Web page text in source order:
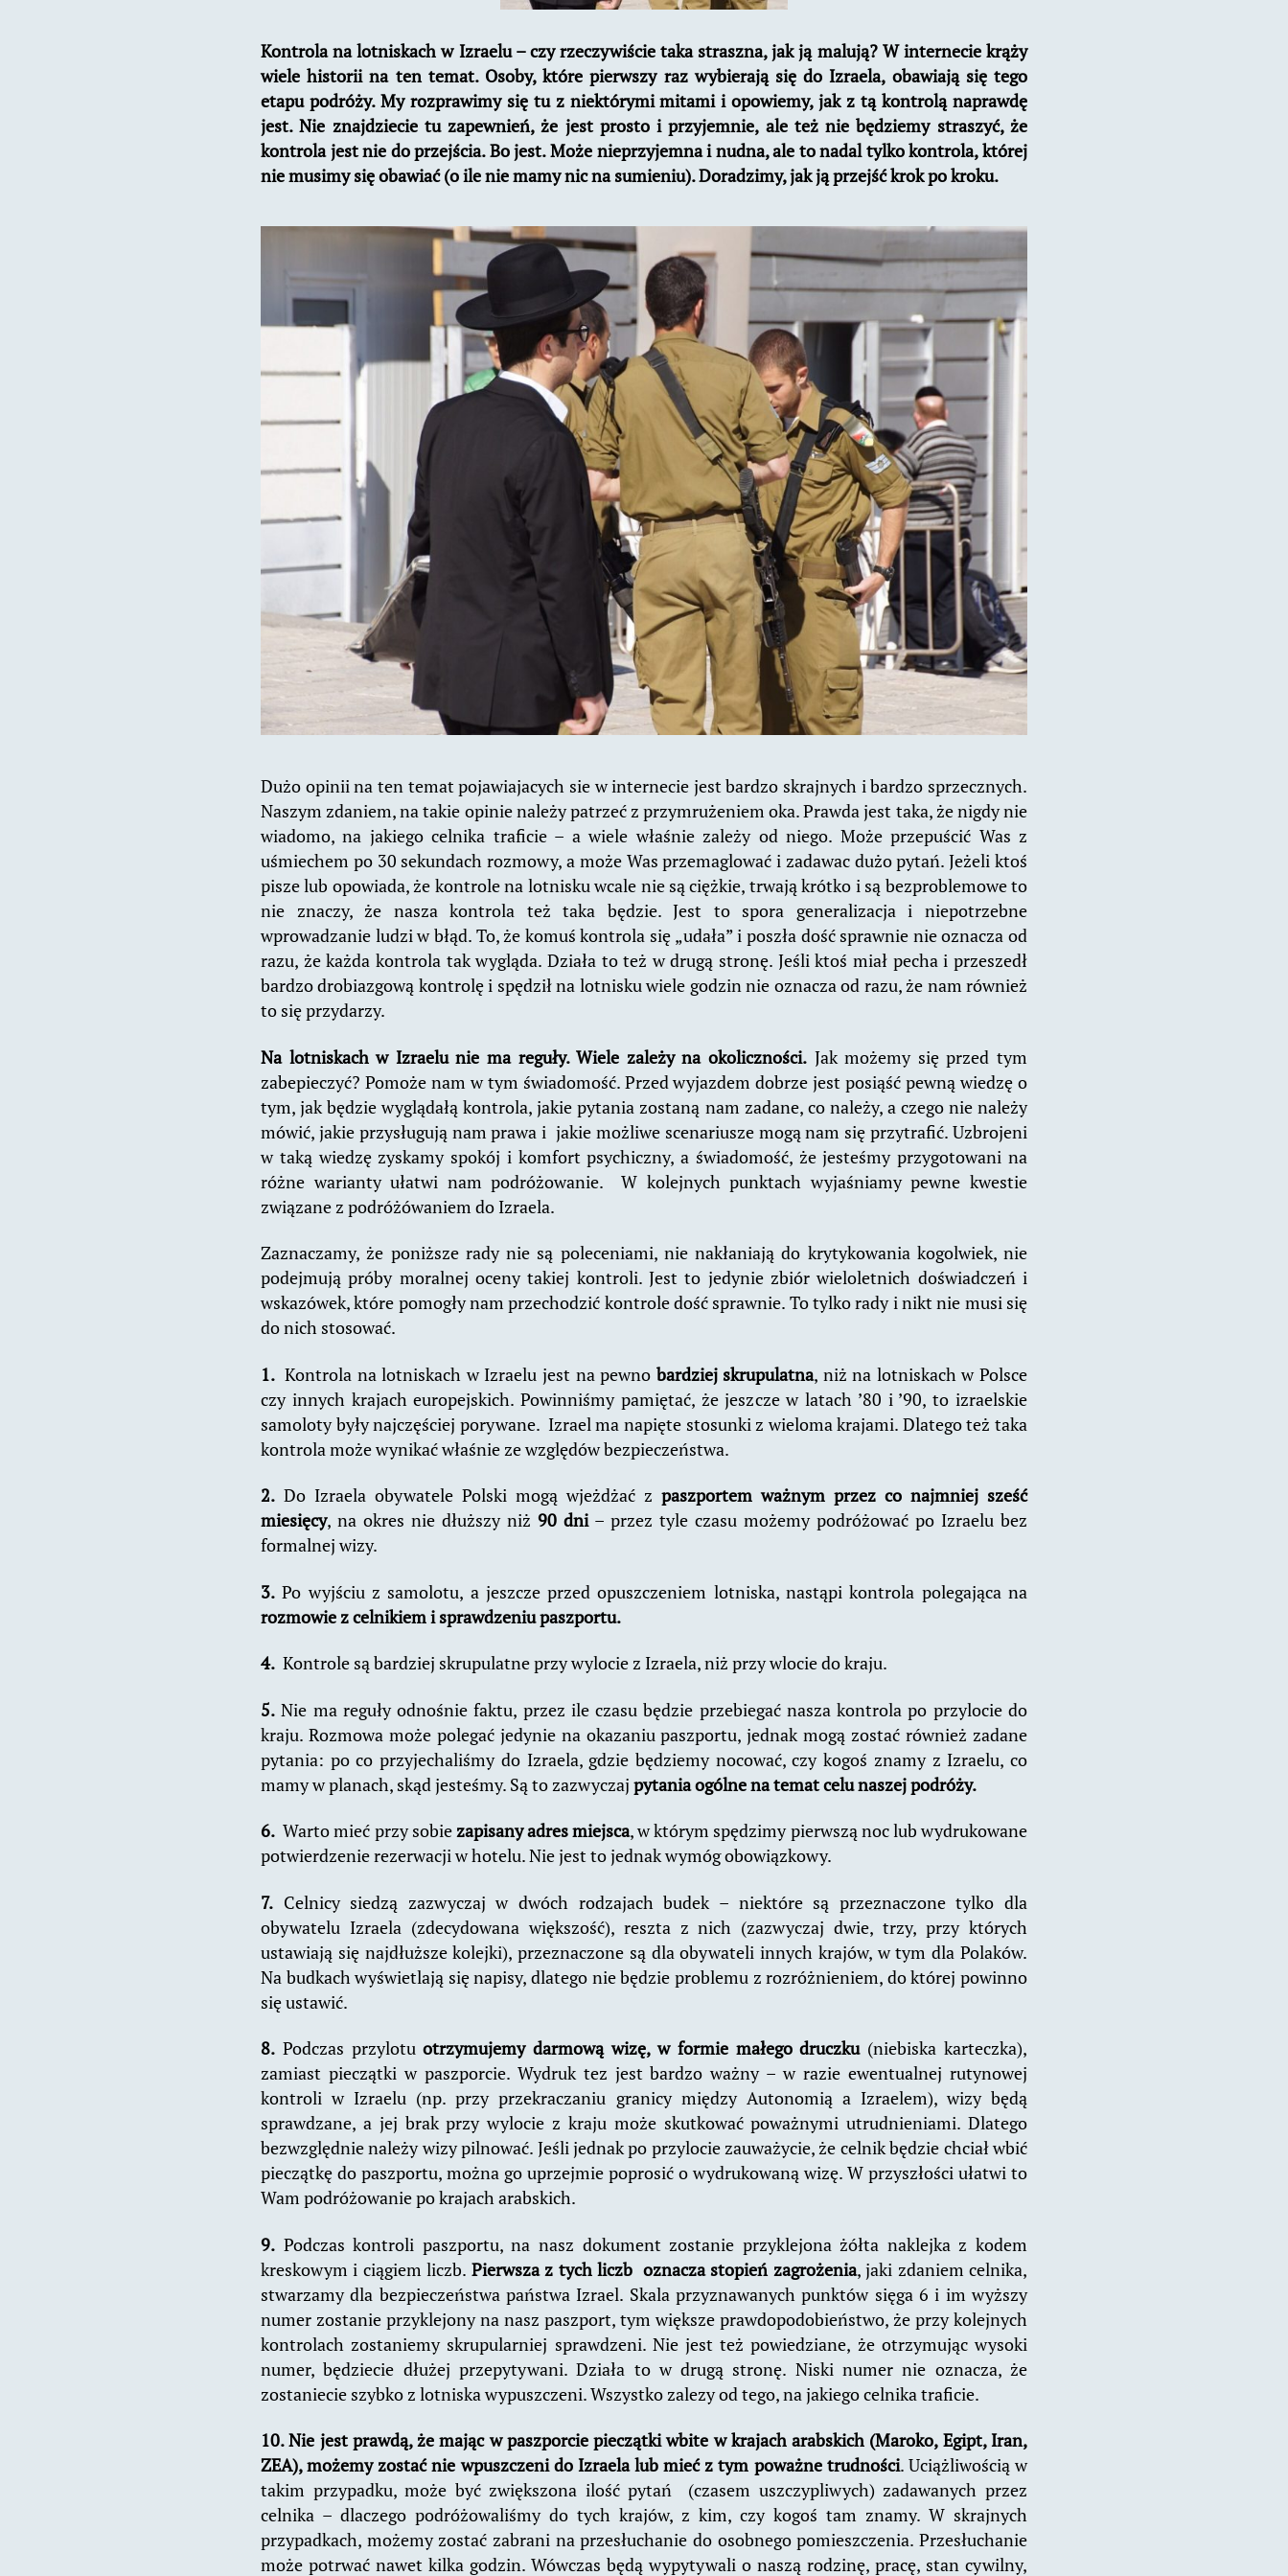
Kontrola na lotniskach w Izraelu – czy rzeczywiście taka straszna, jak ją malują? W internecie krąży
wiele historii na ten temat. Osoby, które pierwszy raz wybierają się do Izraela, obawiają się tego
etapu podróży. My rozprawimy się tu z niektórymi mitami i opowiemy, jak z tą kontrolą naprawdę
jest. Nie znajdziecie tu zapewnień, że jest prosto i przyjemnie, ale też nie będziemy straszyć, że
kontrola jest nie do przejścia. Bo jest. Może nieprzyjemna i nudna, ale to nadal tylko kontrola, której
nie musimy się obawiać (o ile nie mamy nic na sumieniu). Doradzimy, jak ją przejść krok po kroku.
Dużo opinii na ten temat pojawiajacych sie w internecie jest bardzo skrajnych i bardzo sprzecznych.
Naszym zdaniem, na takie opinie należy patrzeć z przymrużeniem oka. Prawda jest taka, że nigdy nie
wiadomo, na jakiego celnika traficie – a wiele właśnie zależy od niego. Może przepuścić Was z
uśmiechem po 30 sekundach rozmowy, a może Was przemaglować i zadawac dużo pytań. Jeżeli ktoś
pisze lub opowiada, że kontrole na lotnisku wcale nie są ciężkie, trwają krótko i są bezproblemowe to
nie znaczy, że nasza kontrola też taka będzie. Jest to spora generalizacja i niepotrzebne
wprowadzanie ludzi w błąd. To, że komuś kontrola się „udała” i poszła dość sprawnie nie oznacza od
razu, że każda kontrola tak wygląda. Działa to też w drugą stronę. Jeśli ktoś miał pecha i przeszedł
bardzo drobiazgową kontrolę i spędził na lotnisku wiele godzin nie oznacza od razu, że nam również
to się przydarzy.
Na lotniskach w Izraelu nie ma reguły. Wiele zależy na okoliczności. Jak możemy się przed tym
zabepieczyć? Pomoże nam w tym świadomość. Przed wyjazdem dobrze jest posiąść pewną wiedzę o
tym, jak będzie wyglądałą kontrola, jakie pytania zostaną nam zadane, co należy, a czego nie należy
mówić, jakie przysługują nam prawa i jakie możliwe scenariusze mogą nam się przytrafić. Uzbrojeni
w taką wiedzę zyskamy spokój i komfort psychiczny, a świadomość, że jesteśmy przygotowani na
różne warianty ułatwi nam podróżowanie. W kolejnych punktach wyjaśniamy pewne kwestie
związane z podróżówaniem do Izraela.
Zaznaczamy, że poniższe rady nie są poleceniami, nie nakłaniają do krytykowania kogolwiek, nie
podejmują próby moralnej oceny takiej kontroli. Jest to jedynie zbiór wieloletnich doświadczeń i
wskazówek, które pomogły nam przechodzić kontrole dość sprawnie. To tylko rady i nikt nie musi się
do nich stosować.
1. Kontrola na lotniskach w Izraelu jest na pewno bardziej skrupulatna, niż na lotniskach w Polsce
czy innych krajach europejskich. Powinniśmy pamiętać, że jeszcze w latach ’80 i ’90, to izraelskie
samoloty były najczęściej porywane. Izrael ma napięte stosunki z wieloma krajami. Dlatego też taka
kontrola może wynikać właśnie ze względów bezpieczeństwa.
2. Do Izraela obywatele Polski mogą wjeżdżać z paszportem ważnym przez co najmniej sześć
miesięcy, na okres nie dłuższy niż 90 dni– przez tyle czasu możemy podróżować po Izraelu bez
formalnej wizy.
3. Po wyjściu z samolotu, a jeszcze przed opuszczeniem lotniska, nastąpi kontrola polegająca na
rozmowie z celnikiem i sprawdzeniu paszportu.
4. Kontrole są bardziej skrupulatne przy wylocie z Izraela, niż przy wlocie do kraju.
5. Nie ma reguły odnośnie faktu, przez ile czasu będzie przebiegać nasza kontrola po przylocie do
kraju. Rozmowa może polegać jedynie na okazaniu paszportu, jednak mogą zostać również zadane
pytania: po co przyjechaliśmy do Izraela, gdzie będziemy nocować, czy kogoś znamy z Izraelu, co
mamy w planach, skąd jesteśmy. Są to zazwyczaj pytania ogólne na temat celu naszej podróży.
6. Warto mieć przy sobiezapisany adres miejsca, w którym spędzimy pierwszą noc lub wydrukowane
potwierdzenie rezerwacji w hotelu. Nie jest to jednak wymóg obowiązkowy.
7. Celnicy siedzą zazwyczaj w dwóch rodzajach budek – niektóre są przeznaczone tylko dla
obywatelu Izraela (zdecydowana większość), reszta z nich (zazwyczaj dwie, trzy, przy których
ustawiają się najdłuższe kolejki), przeznaczone są dla obywateli innych krajów, w tym dla Polaków.
Na budkach wyświetlają się napisy, dlatego nie będzie problemu z rozróżnieniem, do której powinno
się ustawić.
8. Podczas przylotuotrzymujemy darmową wizę, w formie małego druczku(niebiska karteczka),
zamiast pieczątki w paszporcie. Wydruk tez jest bardzo ważny – w razie ewentualnej rutynowej
kontroli w Izraelu (np. przy przekraczaniu granicy między Autonomią a Izraelem), wizy będą
sprawdzane, a jej brak przy wylocie z kraju może skutkować poważnymi utrudnieniami. Dlatego
bezwzględnie należy wizy pilnować. Jeśli jednak po przylocie zauważycie, że celnik będzie chciał wbić
pieczątkę do paszportu, można go uprzejmie poprosić o wydrukowaną wizę. W przyszłości ułatwi to
Wam podróżowanie po krajach arabskich.
9. Podczas kontroli paszportu, na nasz dokument zostanie przyklejona żółta naklejka z kodem
kreskowym i ciągiem liczb. Pierwsza z tych liczb oznacza stopień zagrożenia, jaki zdaniem celnika,
stwarzamy dla bezpieczeństwa państwa Izrael. Skala przyznawanych punktów sięga 6 i im wyższy
numer zostanie przyklejony na nasz paszport, tym większe prawdopodobieństwo, że przy kolejnych
kontrolach zostaniemy skrupularniej sprawdzeni. Nie jest też powiedziane, że otrzymując wysoki
numer, będziecie dłużej przepytywani. Działa to w drugą stronę. Niski numer nie oznacza, że
zostaniecie szybko z lotniska wypuszczeni. Wszystko zalezy od tego, na jakiego celnika traficie.
10. Nie jest prawdą, że mając w paszporcie pieczątki wbite w krajach arabskich (Maroko, Egipt, Iran,
ZEA), możemy zostać nie wpuszczeni do Izraela lub mieć z tym poważne trudności. Uciążliwością w
takim przypadku, może być zwiększona ilość pytań (czasem uszczypliwych) zadawanych przez
celnika – dlaczego podróżowaliśmy do tych krajów, z kim, czy kogoś tam znamy. W skrajnych
przypadkach, możemy zostać zabrani na przesłuchanie do osobnego pomieszczenia. Przesłuchanie
może potrwać nawet kilka godzin. Wówczas będą wypytywali o naszą rodzinę, pracę, stan cywilny,